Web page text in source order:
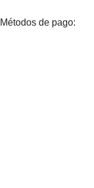
Métodos de pago: